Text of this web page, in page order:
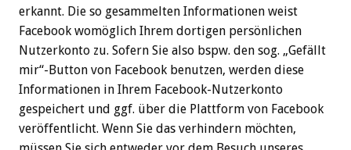
erkannt. Die so gesammelten Informationen weist
Facebook womöglich Ihrem dortigen persönlichen
Nutzerkonto zu. Sofern Sie also bspw. den sog. „Gefällt
mir“-Button von Facebook benutzen, werden diese
Informationen in Ihrem Facebook-Nutzerkonto
gespeichert und ggf. über die Plattform von Facebook
veröffentlicht. Wenn Sie das verhindern möchten,